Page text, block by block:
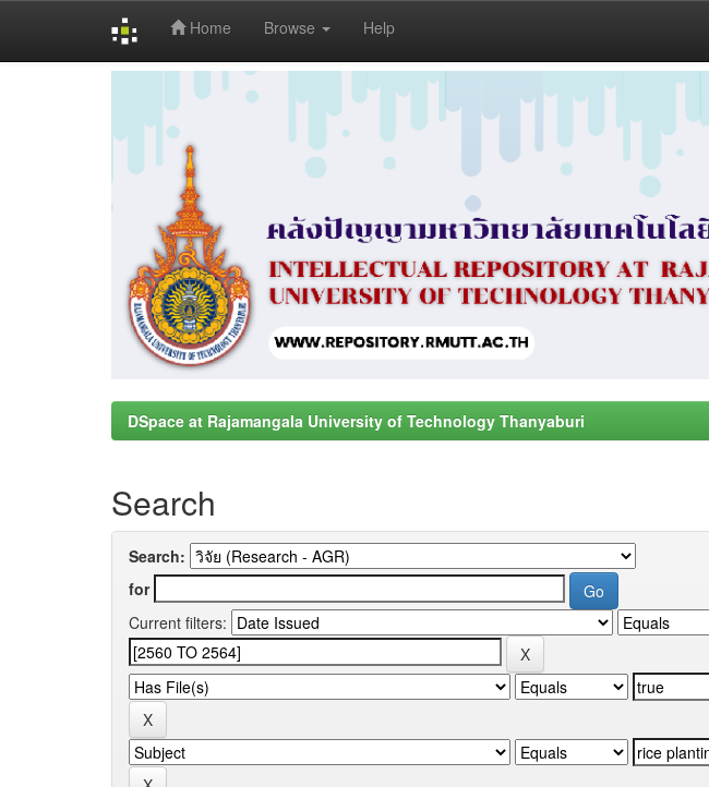
Home Browse Help
DSpace at Rajamangala University of Technology Thanyaburi
Search
Search:
for
Current filters: